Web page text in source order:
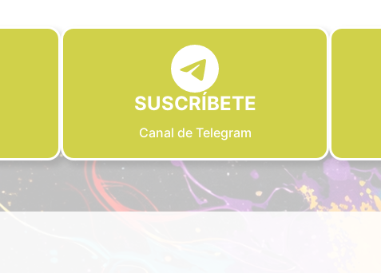
SUSCRÍBETE
Canal de Telegram